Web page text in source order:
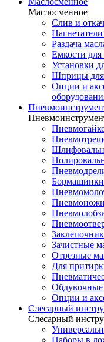
Маслосменное
Слив и
Раздача
Емкости для
Установки
Шприцы для
Опции и
Бормашинки
Зачистные
Отрезные
Для
Обдувочные
Опции и
Слесарный
Слесарный
Наборы в